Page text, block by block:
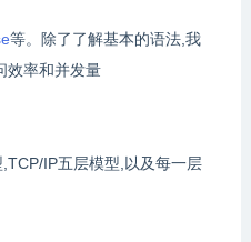
等。除了了解基本的语法,我
效率和并发量
IP五层模型,以及每一层